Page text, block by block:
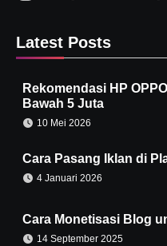
Latest Posts
Rekomendasi HP
Bawah 5 Juta
10 Mei 2026
Cara Pasang Iklan di
4 Januari 2026
Cara Monetisasi Blog
14 September 2025